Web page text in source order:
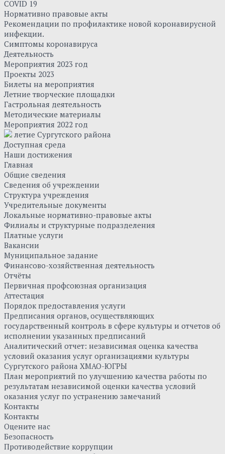
COVID 19
Нормативно правовые акты
Рекомендации по профилактике новой коронавирусной
инфекции.
Симптомы коронавируса
Деятельность
Мероприятия 2023 год
Проекты 2023
Билеты на мероприятия
Летние творческие площадки
Гастрольная деятельность
Методические материалы
Мероприятия 2022 год
летие Сургутского района
Доступная среда
Наши достижения
Главная
Общие сведения
Сведения об учреждении
Структура учреждения
Учредительные документы
Локальные нормативно-правовые акты
Филиалы и структурные подразделения
Платные услуги
Вакансии
Муниципальное задание
Финансово-хозяйственная деятельность
Отчёты
Первичная профсоюзная организация
Аттестация
Порядок предоставления услуги
Предписания органов, осуществляющих
государственный контроль в сфере культуры и отчетов об
исполнении указанных предписаний
Аналитический отчет: независимая оценка качества
условий оказания услуг организациями культуры
Сургутского района ХМАО-ЮГРЫ
План мероприятий по улучшению качества работы по
результатам независимой оценки качества условий
оказания услуг по устранению замечаний
Контакты
Контакты
Оцените нас
Безопасность
Противодействие коррупции